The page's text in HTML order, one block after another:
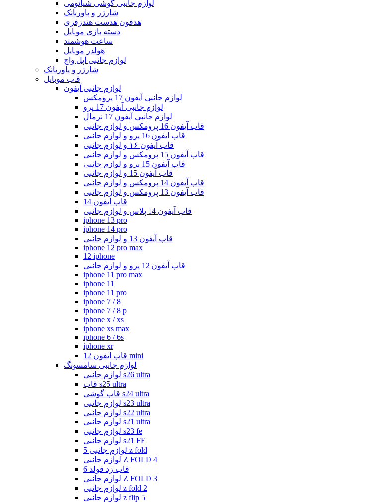
لوازم جانبی گوشی شیائومی
شارژر و پاوربانک
هدفون هدست هندزفری
دسته بازی موبایل
ساعت هوشمند
هولدر موبایل
لوازم جانبی اپل واچ
شارژر و پاوربانک
قاب موبایل
لوازم جانبی آیفون
لوازم جانبی آیفون 17 پرومکس
لوازم جانبی آیفون 17 پرو
لوازم جانبی آیفون 17 نرمال
قاب آیفون 16 پرومکس و لوازم جانبی
قاب ایفون 16 پرو و لوازم جانبی
قاب آیفون ۱۶ و لوازم جانبی
قاب آیفون 15 پرومکس و لوازم جانبی
قاب آیفون 15 پرو و لوازم جانبی
قاب آیفون 15 و لوازم جانبی
قاب آیفون 14 پرومکس و لوازم جانبی
قاب آیفون 13 پرومکس و لوازم جانبی
قاب ایفون 14
قاب آیفون 14 پلاس و لوازم جانبی
iphone 13 pro
iphone 14 pro
قاب آیفون 13 و لوازم جانبی
iphone 12 pro max
12 iphone
قاب آیفون 12 پرو و لوازم جانبی
iphone 11 pro max
iphone 11
iphone 11 pro
iphone 7 / 8
iphone 7 / 8 p
iphone x / xs
iphone xs max
iphone 6 / 6s
iphone xr
قاب ایفون 12 mini
لوازم جانبی سامسونگ
لوازم جانبی s26 ultra
قاب s25 ultra
قاب گوشی s24 ultra
لوازم جانبی s23 ultra
لوازم جانبی s22 ultra
لوازم جانبی s21 ultra
لوازم جانبی s23 fe
لوازم جانبی s21 FE
لوازم جانبی 5 z fold
لوازم جانبی Z FOLD 4
قاب زد فولد 6
لوازم جانبی Z FOLD 3
لوازم جانبی z fold 2
لوازم جانبی z flip 5